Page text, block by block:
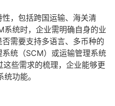
，包括跨国运输、海关清
系统时，企业需明确自身的业
需要支持多语言、多币种的
统（SCM）或运输管理系统
这些需求的梳理，企业能够更
功能。